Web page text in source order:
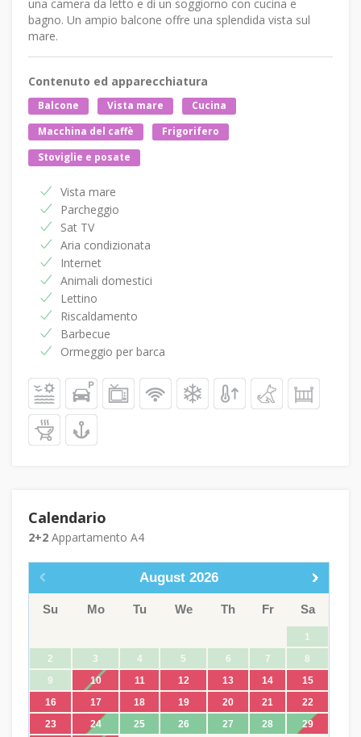
una camera da letto e di un soggiorno con cucina e
bagno. Un ampio balcone offre una splendida vista sul
mare.
Contenuto ed apparecchiatura
Balcone Vista mare
Cucina
Macchina del caffè
Frigorifero
Stoviglie e posate
Vista mare
Parcheggio
Sat TV
Aria condizionata
Internet
Animali domestici
Lettino
Riscaldamento
Barbecue
Ormeggio per barca
Calendario
2+2 Appartamento A4
August 2026
Su Mo Tu We Th Fr Sa
1
2
3 4 5 6 7
8
9
10 11 12 13 14
15
16
17 18 19 20 21
22
23
24 25 26 27 28
29